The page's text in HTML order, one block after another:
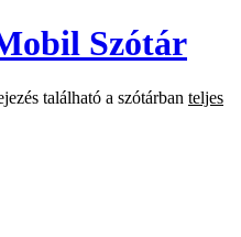
Szótár
található a szótárban teljes